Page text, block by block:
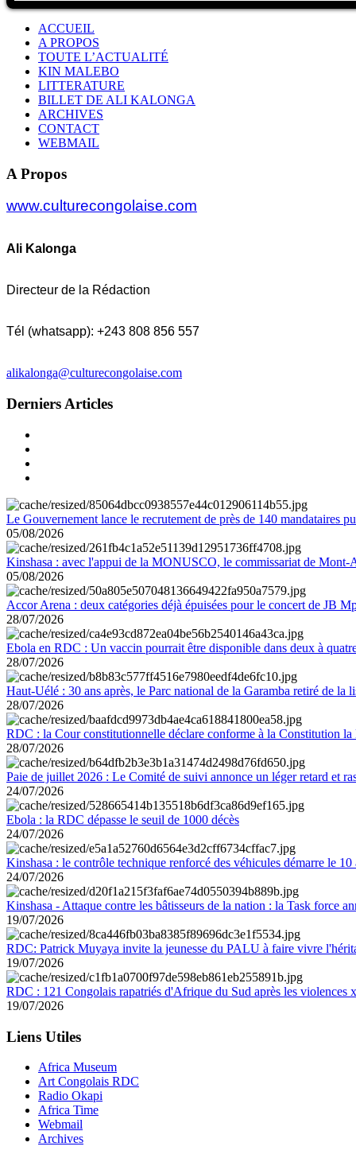
ACCUEIL
A PROPOS
TOUTE L’ACTUALITÉ
KIN MALEBO
LITTERATURE
BILLET DE ALI KALONGA
ARCHIVES
CONTACT
WEBMAIL
A Propos
www.culturecongolaise.com
Ali Kalonga
Directeur de la Rédaction
Tél (whatsapp): +243 808 856 557
alikalonga@culturecongolaise.com
Derniers Articles
Le Gouvernement lance le recrutement de près de 140 mandataires
05/08/2026
Kinshasa : avec l'appui de la MONUSCO, le commissariat de Mont-
05/08/2026
Accor Arena : deux catégories déjà épuisées pour le concert de JB
28/07/2026
Ebola en RDC : Un vaccin pourrait être disponible dans deux à
28/07/2026
Haut-Uélé : 30 ans après, le Parc national de la Garamba retiré de la
28/07/2026
RDC : la Cour constitutionnelle déclare conforme à la Constitution la
28/07/2026
Paie de juillet 2026 : Le Comité de suivi annonce un léger retard et
24/07/2026
Ebola : la RDC dépasse le seuil de 1000 décès
24/07/2026
Kinshasa : le contrôle technique renforcé des véhicules démarre le 10
24/07/2026
Kinshasa - Attaque contre les bâtisseurs de la nation : la Task force
19/07/2026
RDC: Patrick Muyaya invite la jeunesse du PALU à faire vivre
19/07/2026
RDC : 121 Congolais rapatriés d'Afrique du Sud après les violences
19/07/2026
Liens Utiles
Africa Museum
Art Congolais RDC
Radio Okapi
Africa Time
Webmail
Archives